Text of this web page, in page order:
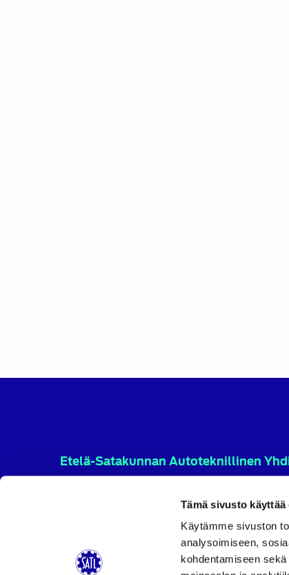
Tämä sivusto käyttää
Käytämme sivuston
analysoimiseen,
kohdentamiseen
Etelä-Satakunnan Autoteknillinen
alueellaan autoalan kehityksen edistäjänä sekä
toiminnallisen ammattitaidon kehittäjänä.